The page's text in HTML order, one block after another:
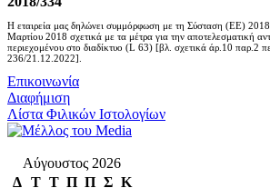
Η εταιρεία μας δηλώνει συμμόρφωση με τη Σύσταση (ΕΕ)
Μαρτίου 2018 σχετικά με τα μέτρα για την αποτελεσματική
περιεχομένου στο διαδίκτυο (L 63) [βλ. σχετικά άρ.10 παρ.2
236/21.12.2022].
Επικοινωνία
Διαφήμιση
Λίστα Φιλικών Ιστολογίων
Αύγουστος 2026
Δ Τ Τ Π Π Σ Κ